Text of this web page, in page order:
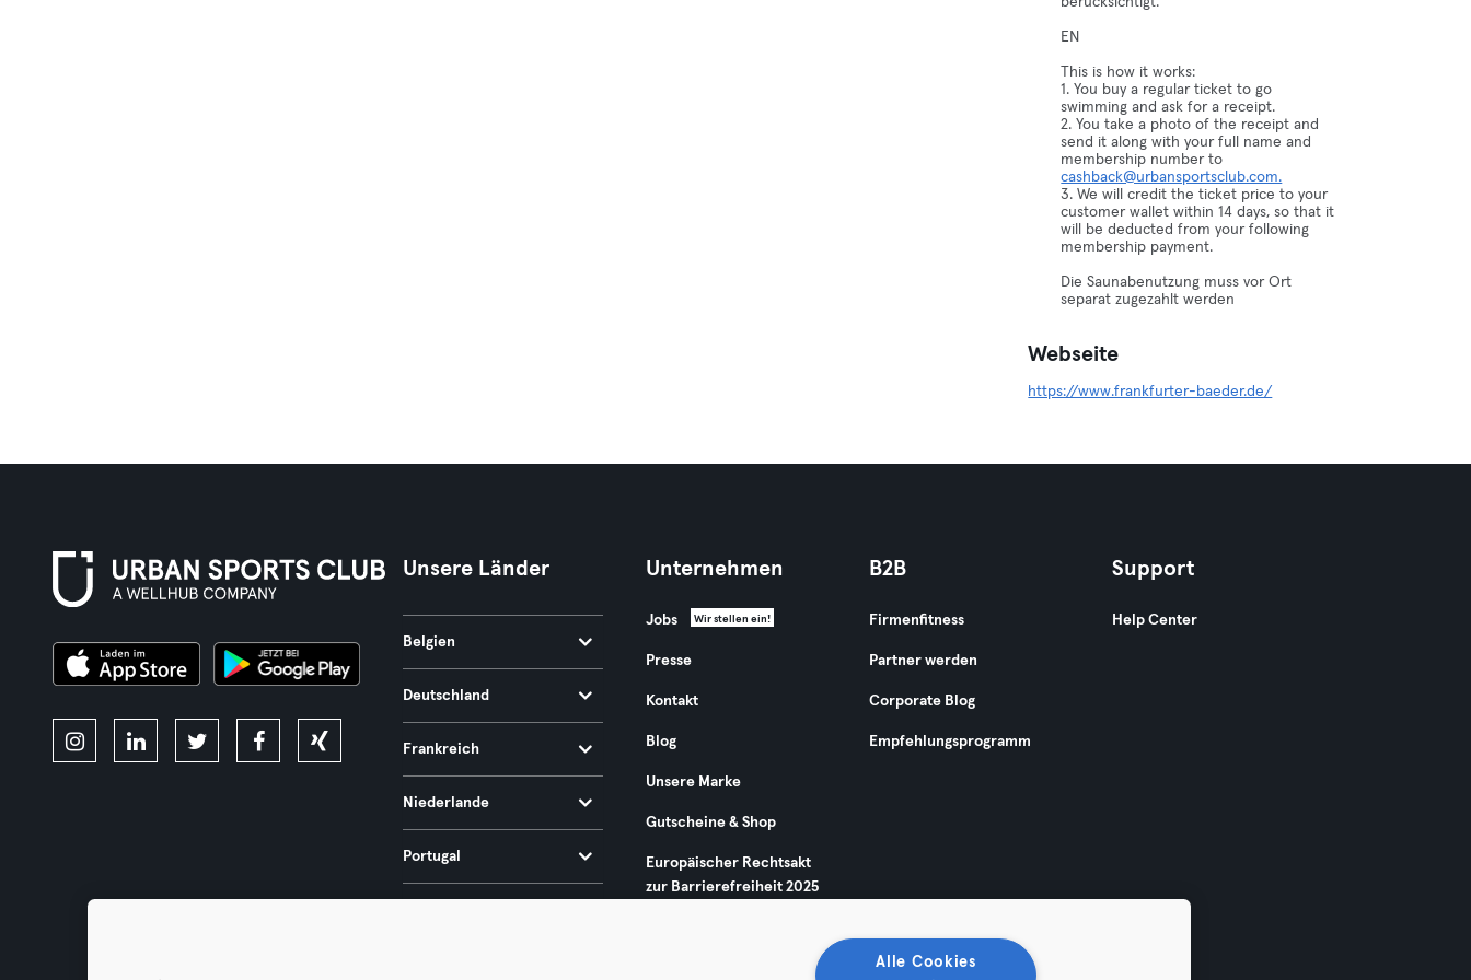
EN
This is how it works:
1. You buy a regular ticket to go
swimming and ask for a receipt.
2. You take a photo of the receipt and
send it along with your full name and
membership number to
cashback@urbansportsclub.com.
3. We will credit the ticket price to your
customer wallet within 14 days, so that it
will be deducted from your following
membership payment.
Die Saunabenutzung muss vor Ort
separat zugezahlt werden
Webseite
https://www.frankfurter-baeder.de/
Unsere Länder
Belgien
Deutschland
Frankreich
Niederlande
Portugal
Unternehmen
Jobs Wir stellen ein!
Presse
Kontakt
Blog
Unsere Marke
Gutscheine & Shop
Europäischer Rechtsakt
zur Barrierefreiheit 2025
B2B
Firmenfitness
Partner werden
Corporate Blog
Empfehlungsprogramm
Support
Help Center
Alle Cookies